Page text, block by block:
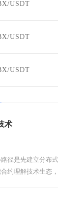
USDT
USDT
USDT
术
径是先建立分布
约理解技术生态